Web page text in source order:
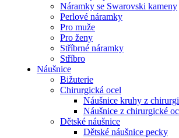
Náramky se Swarovski kameny
Perlové náramky
Pro muže
Pro ženy
Stříbrné náramky
Stříbro
Náušnice
Bižuterie
Chirurgická ocel
Náušnice kruhy z
Náušnice z chirurgické
Dětské náušnice
Dětské náušnice pecky